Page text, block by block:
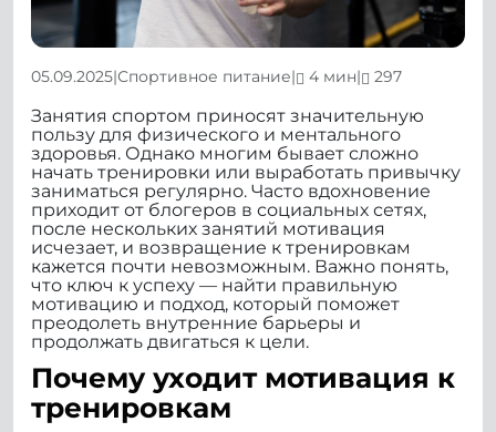
05.09.2025|Спортивное питание| 4 мин| 297
Занятия спортом приносят значительную
пользу для физического и ментального
здоровья. Однако многим бывает сложно
начать тренировки или выработать привычку
заниматься регулярно. Часто вдохновение
приходит от блогеров в социальных сетях,
после нескольких занятий мотивация
исчезает, и возвращение к тренировкам
кажется почти невозможным. Важно понять,
что ключ к успеху — найти правильную
мотивацию и подход, который поможет
преодолеть внутренние барьеры и
продолжать двигаться к цели.
Почему уходит мотивация к
тренировкам